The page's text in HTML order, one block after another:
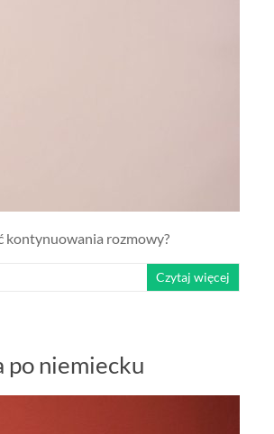
kontynuowania rozmowy?
Czytaj więcej
niemiecku